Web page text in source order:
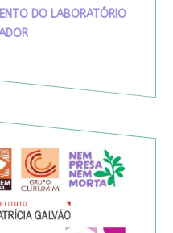
DO LABORATÓRIO